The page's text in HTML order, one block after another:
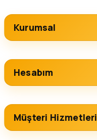
Kurumsal
Hesabım
Müşteri Hizmetleri